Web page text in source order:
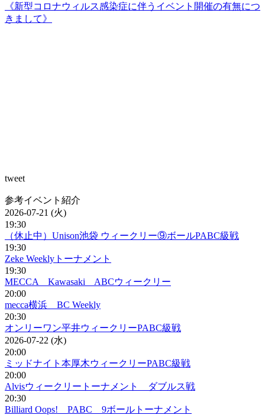
《新型コロナウィルス感染症に伴うイベント開催の有無につ
きまして》
tweet
参考イベント紹介
2026-07-21 (火)
19:30
（休止中）Unison池袋 ウィークリー⑨ボールPABC級戦
19:30
Zeke Weeklyトーナメント
19:30
MECCA Kawasaki ABCウィークリー
20:00
mecca横浜 BC Weekly
20:30
オンリーワン平井ウィークリーPABC級戦
2026-07-22 (水)
20:00
ミッドナイト本厚木ウィークリーPABC級戦
20:00
Alvisウィークリートーナメント ダブルス戦
20:30
Billiard Oops! PABC 9ボールトーナメント